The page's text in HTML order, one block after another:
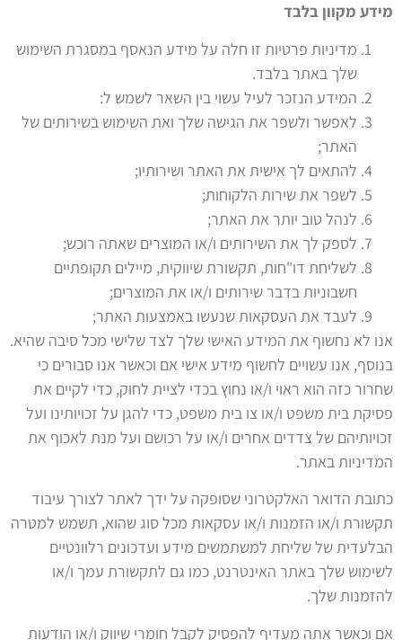
מידע מקוון בלבד
מדיניות פרטיות זו חלה על מידע הנאסף במסגרת השימוש
שלך באתר בלבד.
המידע הנזכר לעיל עשוי בין השאר לשמש ל:
לאפשר ולשפר את הגישה שלך ואת השימוש בשירותים של
האתר;
להתאים לך אישית את האתר ושירותיו;
לשפר את שירות הלקוחות;
לנהל טוב יותר את האתר;
לספק לך את השירותים ו/או המוצרים שאתה רוכש;
לשליחת דו"חות, תקשורת שיווקית, מיילים תקופתיים
חשבוניות בדבר שירותים ו/או את המוצרים;
לעבד את העסקאות שנעשו באמצעות האתר;
אנו לא נחשוף את המידע האישי שלך לצד שלישי מכל סיבה שהיא.
בנוסף, אנו עשויים לחשוף מידע אישי אם וכאשר אנו סבורים כי
שחרור כזה הוא ראוי ו/או נחוץ בכדי לציית לחוק, כדי לקיים את
פסיקת בית משפט ו/או צו בית משפט, כדי להגן על זכויותינו ועל
זכויותיהם של צדדים אחרים ו/או על רכושם ועל מנת לאכוף את
המדיניות באתר.
כתובת הדואר האלקטרוני שסופקה על ידך לאתר לצורך עיבוד
תקשורת ו/או הזמנות ו/או עסקאות מכל סוג שהוא, תשמש למטרה
הבלעדית של שליחת למשתמשים מידע ועדכונים רלוונטיים
לשימוש שלך באתר האינטרנט, כמו גם לתקשורת עמך ו/או
להזמנות שלך.
אם וכאשר אתה מעדיף להפסיק לקבל חומרי שיווק ו/או הודעות